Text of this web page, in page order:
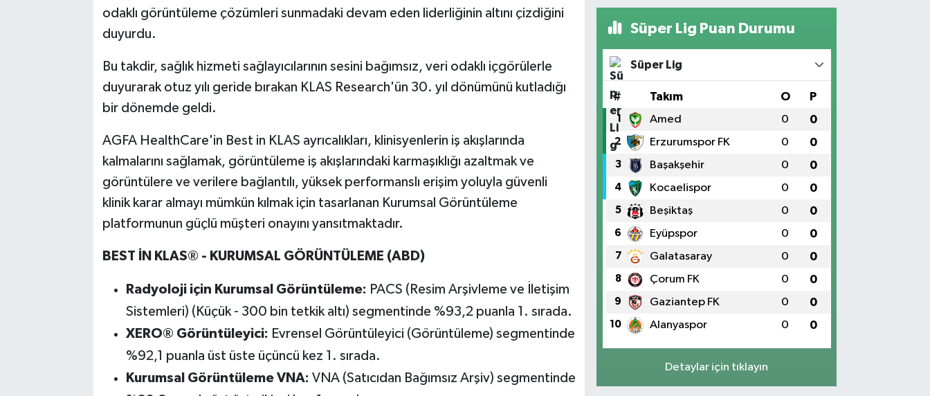
odaklı görüntüleme çözümleri sunmadaki devam eden liderliğinin altını çizdiğini
duyurdu.
Bu takdir, sağlık hizmeti sağlayıcılarının sesini bağımsız, veri odaklı içgörülerle
duyurarak otuz yılı geride bırakan KLAS Research'ün 30. yıl dönümünü kutladığı
bir dönemde geldi.
AGFA HealthCare'in Best in KLAS ayrıcalıkları, klinisyenlerin iş akışlarında
kalmalarını sağlamak, görüntüleme iş akışlarındaki karmaşıklığı azaltmak ve
görüntülere ve verilere bağlantılı, yüksek performanslı erişim yoluyla güvenli
klinik karar almayı mümkün kılmak için tasarlanan Kurumsal Görüntüleme
platformunun güçlü müşteri onayını yansıtmaktadır.
BEST İN KLAS® - KURUMSAL GÖ RÜNTÜLEME (ABD)
Radyoloji için Kurumsal Görüntüleme: PACS (Resim Arşivleme ve İletişim
Sistemleri) (Küçük - 300 bin tetkik altı) segmentinde %93,2 puanla 1. sırada.
XERO® Görüntüleyici: Evrensel Görüntüleyici (Görüntüleme) segmentinde
%92,1 puanla üst üste üçüncü kez 1. sırada.
Kurumsal Görüntüleme VNA: VNA (Satıcıdan Bağımsız Arşiv) segmentinde
Süper Lig Puan Durumu
Süper Lig
# Takım O P
1 Amed 0 0
2 Erzurumspor FK 0 0
3 Başakşehir 0 0
4 Kocaelispor 0 0
5 Beşiktaş 0 0
6 Eyüpspor 0 0
7 Galatasaray 0 0
8 Çorum FK 0 0
9 Gaziantep FK 0 0
10 Alanyaspor 0 0
Detaylar için tıklayın